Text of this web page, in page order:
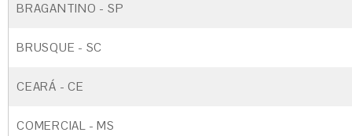
BRAGANTINO - SP
BRUSQUE - SC
CEARÁ - CE
COMERCIAL - MS